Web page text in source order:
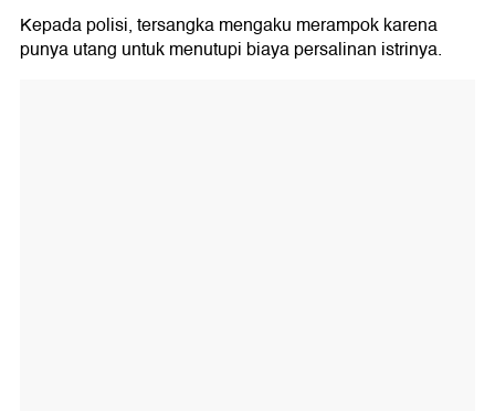
Kepada polisi, tersangka mengaku merampok karena
punya utang untuk menutupi biaya persalinan istrinya.